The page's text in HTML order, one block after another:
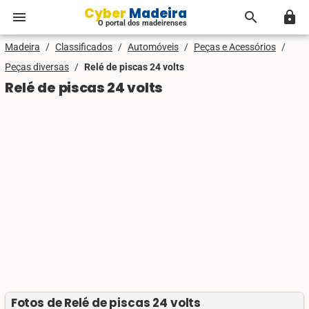
menu Cyber Madeira
O portal dos madeirenses search lock
Madeira / Classificados / Automóveis / Peças e Acessórios /
Peças diversas / Relé de piscas 24 volts
Relé de piscas 24 volts
Fotos de Relé de piscas 24 volts